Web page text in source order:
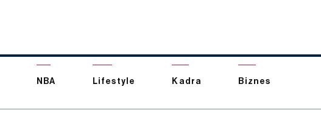
NBA Lifestyle Kadra Biznes